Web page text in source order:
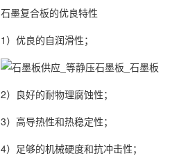
石墨复合板的优良特性
1）优良的自润滑性；
2）良好的耐物理腐蚀性；
3）高导热性和热稳定性；
4）足够的机械硬度和抗冲击性；